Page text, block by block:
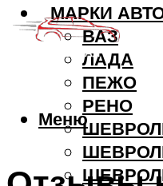
МАРКИ
ВАЗ
ЛАДА
ПЕЖО
РЕНО
Меню